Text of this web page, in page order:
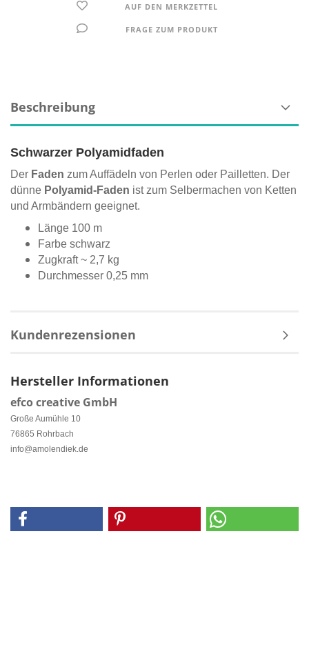
AUF DEN MERKZETTEL
FRAGE ZUM PRODUKT
Beschreibung
Schwarzer Polyamidfaden
Der Faden zum Auffädeln von Perlen oder Pailletten. Der
dünne Polyamid-Faden ist zum Selbermachen von Ketten
und Armbändern geeignet.
Länge 100 m
Farbe schwarz
Zugkraft ~ 2,7 kg
Durchmesser 0,25 mm
Kundenrezensionen
Hersteller Informationen
efco creative GmbH
Große Aumühle 10
76865 Rohrbach
info@amolendiek.de